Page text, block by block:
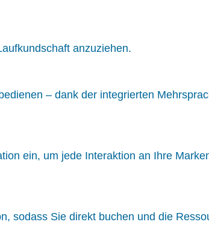
anzuziehen.
– dank der integrierten
ein, um jede Interaktion an Ihre
sodass Sie direkt buchen und die